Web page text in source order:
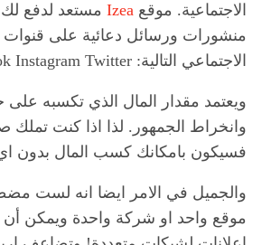
الاجتماعية. موقع Izea مستعد لدفع
منشورات ورسائل دعائية على قنوات
الاجتماعي التالية: Facebook Instagram Twitter.
ويعتمد مقدار المال الذي تكسبه
وانخراط الجمهور. لذا اذا كنت
فسيكون بامكانك كسب المال بدون
والجميل في الامر ايضا انه لست
موقع واحد او شركة واحدة ويمكن أن